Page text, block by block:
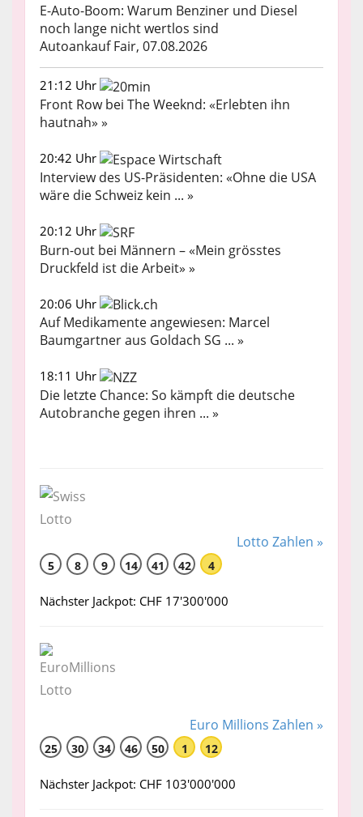
E-Auto-Boom: Warum Benziner und Diesel
noch lange nicht wertlos sind
Autoankauf Fair, 07.08.2026
21:12 Uhr
Front Row bei The Weeknd: «Erlebten ihn
hautnah» »
20:42 Uhr
Interview des US-Präsidenten: «Ohne die USA
wäre die Schweiz kein ... »
20:12 Uhr
Burn-out bei Männern – «Mein grösstes
Druckfeld ist die Arbeit» »
20:06 Uhr
Auf Medikamente angewiesen: Marcel
Baumgartner aus Goldach SG ... »
18:11 Uhr
Die letzte Chance: So kämpft die deutsche
Autobranche gegen ihren ... »
Lotto Zahlen »
5 8 9 14 41 42 4
Nächster Jackpot: CHF 17'300'000
Euro Millions Zahlen »
25 30 34 46 50 1 12
Nächster Jackpot: CHF 103'000'000